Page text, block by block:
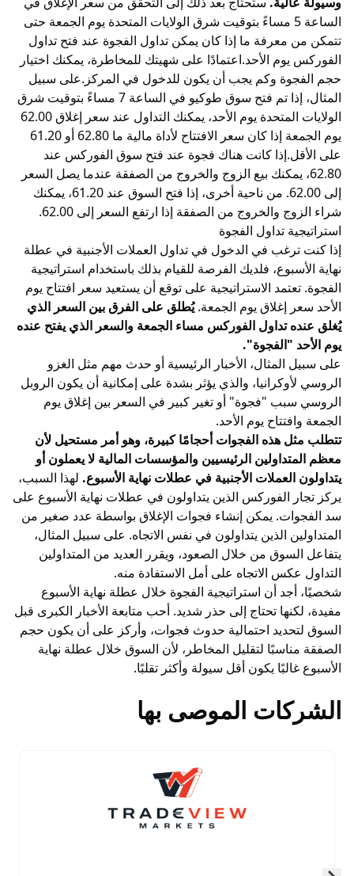
الساعة 5 مساءً بتوقيت شرق الولايات المتحدة يوم الجمعة حتى
تتمكن من معرفة ما إذا كان يمكن تداول الفجوة عند فتح تداول
الفوركس يوم الأحد.اعتمادًا على شهيتك للمخاطرة، يمكنك اختيار
حجم الفجوة وكم يجب أن يكون للدخول في المركز.على سبيل
المثال، إذا تم فتح سوق طوكيو في الساعة 7 مساءً بتوقيت شرق
الولايات المتحدة يوم الأحد، يمكنك التداول عند سعر إغلاق 62.00
يوم الجمعة إذا كان سعر الافتتاح لأداة مالية ما 62.80 أو 61.20
على الأقل.إذا كانت هناك فجوة عند فتح سوق الفوركس عند
62.80، يمكنك بيع الزوج والخروج من الصفقة عندما يصل السعر
إلى 62.00. من ناحية أخرى، إذا فتح السوق عند 61.20، يمكنك
شراء الزوج والخروج من الصفقة إذا ارتفع السعر إلى 62.00.
استراتيجية تداول الفجوة
إذا كنت ترغب في الدخول في تداول العملات الأجنبية في عطلة
نهاية الأسبوع، فلديك الفرصة للقيام بذلك باستخدام استراتيجية
الفجوة. تعتمد الاستراتيجية على توقع أن يستعيد سعر افتتاح يوم
الأحد سعر إغلاق يوم الجمعة.يُطلق على الفرق بين السعر الذي
يُغلق عنده تداول الفوركس مساء الجمعة والسعر الذي يفتح عنده
يوم الأحد "الفجوة".
على سبيل المثال، الأخبار الرئيسية أو حدث مهم مثل الغزو
الروسي لأوكرانيا، والذي يؤثر بشدة على إمكانية أن يكون الروبل
الروسي سبب "فجوة" أو تغير كبير في السعر بين إغلاق يوم
الجمعة وافتتاح يوم الأحد.
تتطلب مثل هذه الفجوات أحجامًا كبيرة، وهو أمر مستحيل لأن
معظم المتداولين الرئيسيين والمؤسسات المالية لا يعملون أو
يتداولون العملات الأجنبية في عطلات نهاية الأسبوع. لهذا السبب،
يركز تجار الفوركس الذين يتداولون في عطلات نهاية الأسبوع على
سد الفجوات. يمكن إنشاء فجوات الإغلاق بواسطة عدد صغير من
المتداولين الذين يتداولون في نفس الاتجاه. على سبيل المثال،
يتفاعل السوق من خلال الصعود، ويقرر العديد من المتداولين
التداول عكس الاتجاه على أمل الاستفادة منه.
شخصيًا، أجد أن استراتيجية الفجوة خلال عطلة نهاية الأسبوع
مفيدة، لكنها تحتاج إلى حذر شديد. أحب متابعة الأخبار الكبرى قبل
السوق لتحديد احتمالية حدوث فجوات، وأركز على أن يكون حجم
الصفقة مناسبًا لتقليل المخاطر، لأن السوق خلال عطلة نهاية
الأسبوع غالبًا يكون أقل سيولة وأكثر تقلبًا.
الشركات الموصى بها